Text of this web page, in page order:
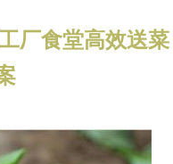
厂食堂高效送菜